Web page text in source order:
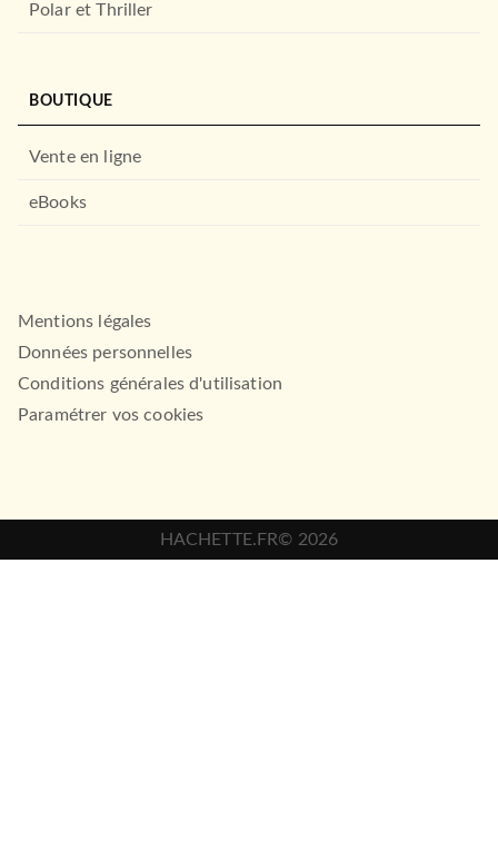
Polar et Thriller
BOUTIQUE
Vente en ligne
eBooks
Mentions légales
Données personnelles
Conditions générales d'utilisation
Paramétrer vos cookies
HACHETTE.FR© 2026